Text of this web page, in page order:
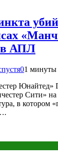
в АПЛ
01 минуты
Юнайтед»
Сити»
в котором